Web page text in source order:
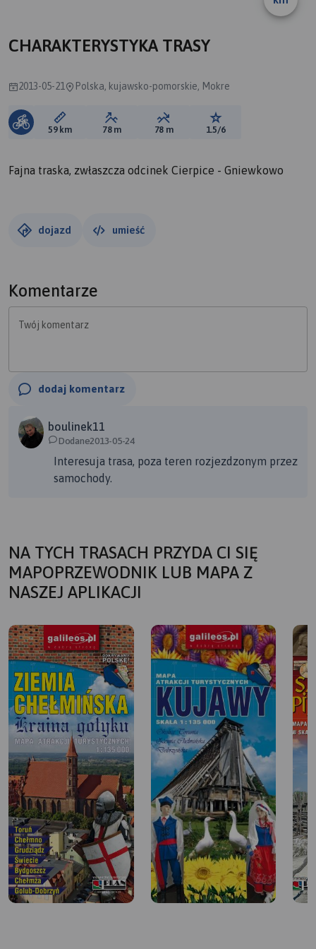
CHARAKTERYSTYKA TRASY
2013-05-21 Polska, kujawsko-pomorskie, Mokre
Długość trasy:
59 km Suma przewyższeń:
78 m Suma spadków:
78 m Ocena trasy:
1.5/6
Fajna traska, zwłaszcza odcinek Cierpice - Gniewkowo
dojazd umieść
Komentarze
Twój komentarz
dodaj komentarz
boulinek11
Dodane2013-05-24
Interesuja trasa, poza teren rozjezdzonym przez
samochody.
NA TYCH TRASACH PRZYDA CI SIĘ
MAPOPRZEWODNIK LUB MAPA Z
NASZEJ APLIKACJI